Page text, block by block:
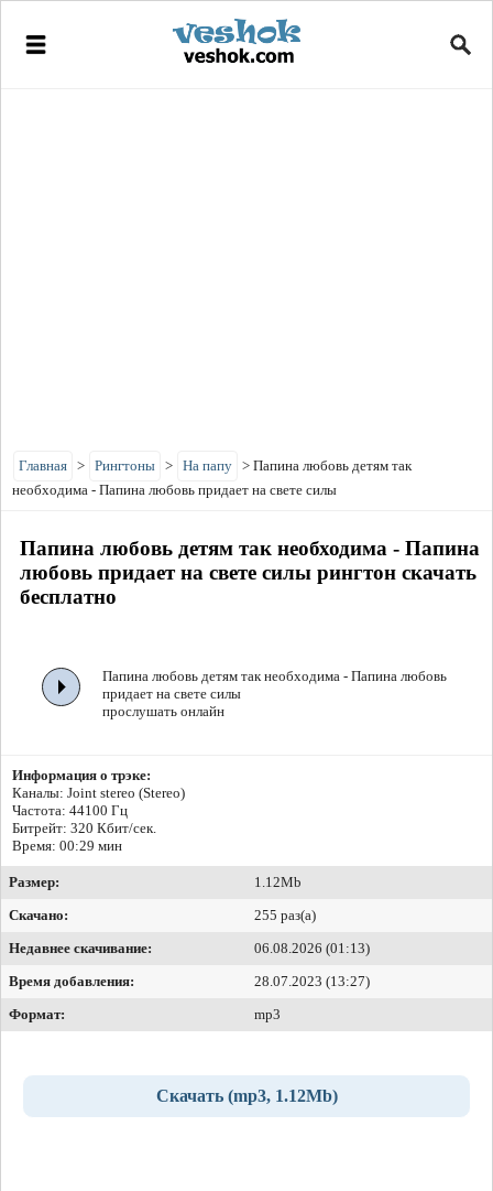
Главная > Рингтоны > На папу > Папина любовь детям так
необходима - Папина любовь придает на свете силы
Папина любовь детям так необходима - Папина
любовь придает на свете силы рингтон скачать
бесплатно
Папина любовь детям так необходима - Папина любовь
придает на свете силы
прослушать онлайн
Информация о трэке:
Каналы: Joint stereo (Stereo)
Частота: 44100 Гц
Битрейт: 320 Кбит/сек.
Время: 00:29 мин
Размер:
1.12Mb
Скачано:
255 раз(а)
Недавнее скачивание:
06.08.2026 (01:13)
Время добавления:
28.07.2023 (13:27)
Формат:
mp3
Скачать (mp3, 1.12Mb)